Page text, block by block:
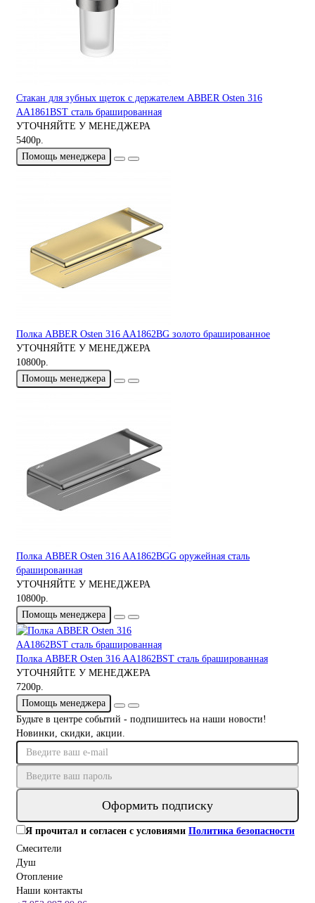
Стакан для зубных щеток с держателем ABBER Osten 316
AA1861BST сталь брашированная
УТОЧНЯЙТЕ У МЕНЕДЖЕРА
5400р.
Помощь менеджера
Полка ABBER Osten 316 AA1862BG золото брашированное
УТОЧНЯЙТЕ У МЕНЕДЖЕРА
10800р.
Помощь менеджера
Полка ABBER Osten 316 AA1862BGG оружейная сталь
брашированная
УТОЧНЯЙТЕ У МЕНЕДЖЕРА
10800р.
Помощь менеджера
Полка ABBER Osten 316 AA1862BST сталь брашированная
УТОЧНЯЙТЕ У МЕНЕДЖЕРА
7200р.
Помощь менеджера
Будьте в центре событий - подпишитесь на наши новости!
Новинки, скидки, акции.
Оформить подписку
Я прочитал и согласен с условиями Политика безопасности
Смесители
Душ
Отопление
Наши контакты